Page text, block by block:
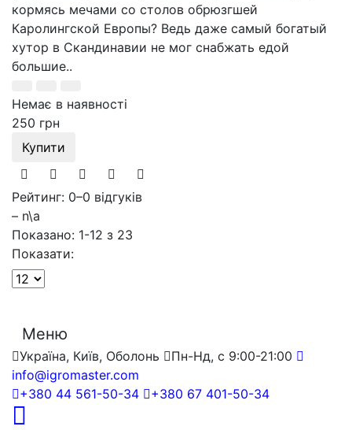
кормясь мечами со столов обрюзгшей
Каролингской Европы? Ведь даже самый богатый
хутор в Скандинавии не мог снабжать едой
большие..
Немає в наявності
250 грн
Купити
Рейтинг: 0–0 відгуків
– n\a
Показано: 1-12 з 23
Показати:
Меню
Україна, Київ, Оболонь
Пн-Нд, с 9:00-21:00
info@igromaster.com
+380 44 561-50-34
+380 67 401-50-34